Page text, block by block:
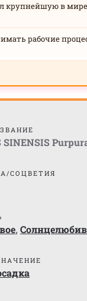
крупнейшую в
рабочие
СОЦВЕТИЯ
,